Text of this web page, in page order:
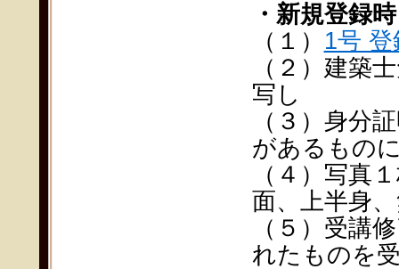
・新規登録時
（１） 1号
（２）建築
写し
（３）身分
があるもの
（４）写真
面、上半身
（５）受講
れたものを